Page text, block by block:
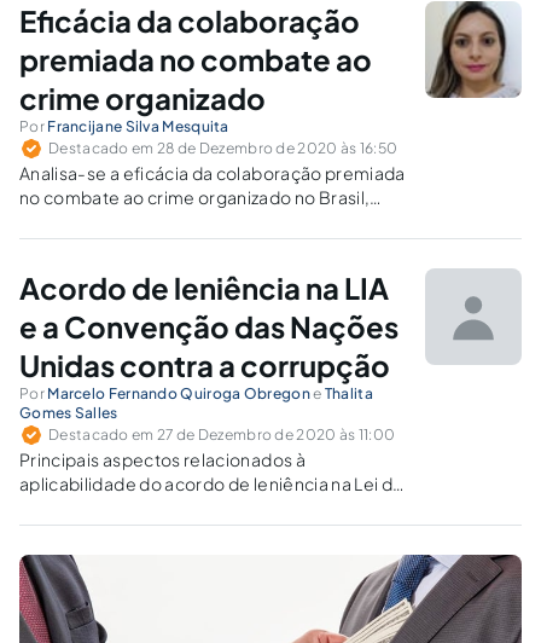
Eficácia da colaboração
premiada no combate ao
crime organizado
Por Francijane Silva Mesquita
Destacado em 28 de Dezembro de 2020 às 16:50
Analisa-se a eficácia da colaboração premiada
no combate ao crime organizado no Brasil,
Organizações Criminosas (Lei nº.12.850/2013).
Acordo de leniência na LIA
e a Convenção das Nações
Unidas contra a corrupção
Por Marcelo Fernando Quiroga Obregone Thalita
Gomes Salles
Destacado em 27 de Dezembro de 2020 às 11:00
Principais aspectos relacionados à
aplicabilidade do acordo de leniência na Lei de
projeto "Dez Medidas Contra a Corrupção", do
Ministério Público Federal, e o ponto nº 4 do
art. 8º da Convenção das Nações Unidas
contra a Corrupção.